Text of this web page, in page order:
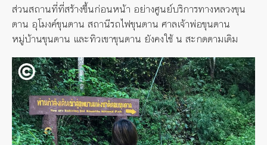
ส่วนสถานที่ที่สร้างขึ้นก่อนหน้า อย่างศูนย์บริการทางหลวงขุน
ตาน อุโมงค์ขุนตาน สถานีรถไฟขุนตาน ศาลเจ้าพ่อขุนตาน
หมู่บ้านขุนตาน และทิวเขาขุนตาน ยังคงใช้ น สะกดตามเดิม